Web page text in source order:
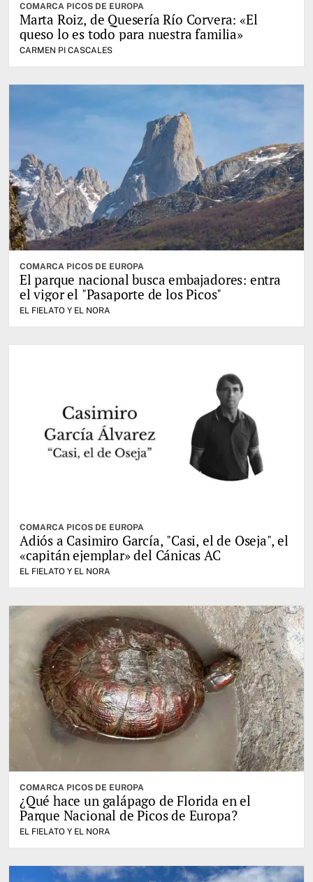
COMARCA PICOS DE EUROPA
Marta Roiz, de Quesería Río Corvera: «El
queso lo es todo para nuestra familia»
CARMEN PI CASCALES
COMARCA PICOS DE EUROPA
El parque nacional busca embajadores: entra
el vigor el "Pasaporte de los Picos"
EL FIELATO Y EL NORA
COMARCA PICOS DE EUROPA
Adiós a Casimiro García, "Casi, el de Oseja", el
«capitán ejemplar» del Cánicas AC
EL FIELATO Y EL NORA
COMARCA PICOS DE EUROPA
¿Qué hace un galápago de Florida en el
Parque Nacional de Picos de Europa?
EL FIELATO Y EL NORA